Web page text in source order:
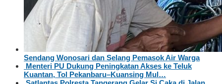
Sendang Wonosari dan Selang Pemasok Air Warga
Menteri PU Dukung Peningkatan Akses ke Teluk
Kuantan, Tol Pekanbaru–Kuansing Mul…